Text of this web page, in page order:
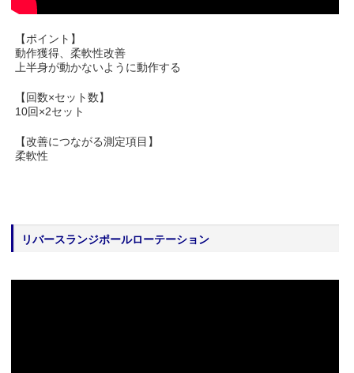
【ポイント】
動作獲得、柔軟性改善
上半身が動かないように動作する
【回数×セット数】
10回×2セット
【改善につながる測定項目】
柔軟性
リバースランジポールローテーション